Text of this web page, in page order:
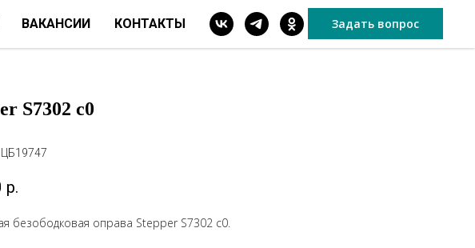
ВАКАНСИИ КОНТАКТЫ Задать вопрос
S7302 c0
ЦБ19747
р.
безободковая оправа Stepper S7302 c0.